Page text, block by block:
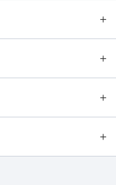
＋
＋
＋
＋